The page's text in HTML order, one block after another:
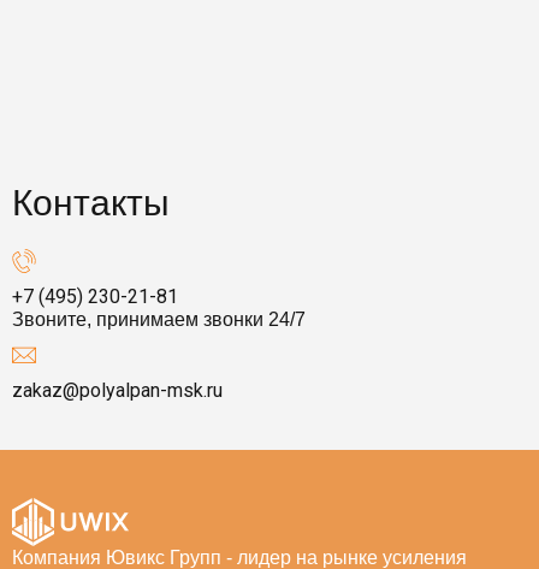
Контакты
+7 (495) 230-21-81
Звоните, принимаем звонки 24/7
zakaz@polyalpan-msk.ru
Компания Ювикс Групп - лидер на рынке усиления